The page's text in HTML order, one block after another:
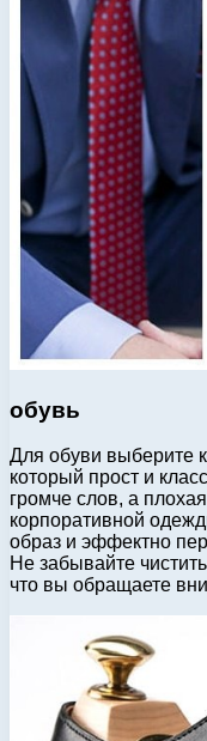
обувь
Для обуви выберите
который прост и
громче слов, а
корпоративной
образ и эффектно
Не забывайте
что вы обращаете